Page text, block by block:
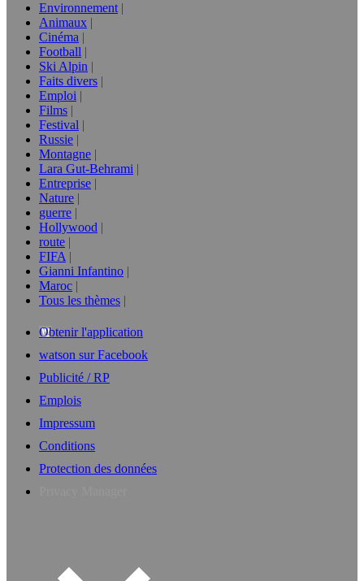
Environnement
Animaux
Cinéma
Football
Ski Alpin
Faits divers
Emploi
Films
Festival
Russie
Montagne
Lara Gut-Behrami
Entreprise
Nature
guerre
Hollywood
route
FIFA
Gianni Infantino
Maroc
Tous les thèmes
Obtenir l'application
watson sur Facebook
Publicité / RP
Emplois
Impressum
Conditions
Protection des données